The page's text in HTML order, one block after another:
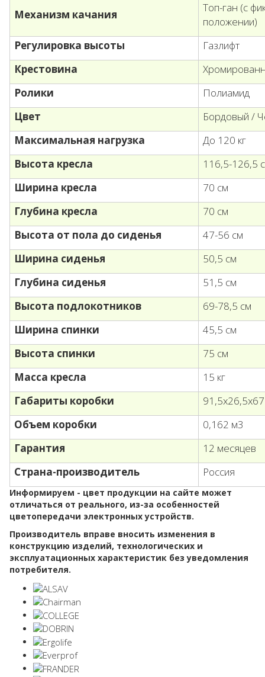
Механизм качания
Топ-ган (с
положении)
Регулировка высоты
Газлифт
Крестовина
Ролики
Полиамид
Цвет
Бордовый /
Максимальная нагрузка
До 120 кг
Высота кресла
116,5-126,5
Ширина кресла
70 см
Глубина кресла
70 см
Высота от пола до сиденья
47-56 см
Ширина сиденья
50,5 см
Глубина сиденья
51,5 см
Высота подлокотников
69-78,5 см
Ширина спинки
45,5 см
Высота спинки
75 см
Масса кресла
15 кг
Габариты коробки
Объем коробки
0,162 м3
Гарантия
12 месяцев
Страна-производитель
Россия
Информируем - цвет продукции на сайте может
отличаться от реального, из-за особенностей
цветопередачи электронных устройств.
Производитель вправе вносить изменения в
конструкцию изделий, технологических и
эксплуатационных характеристик без уведомления
потребителя.